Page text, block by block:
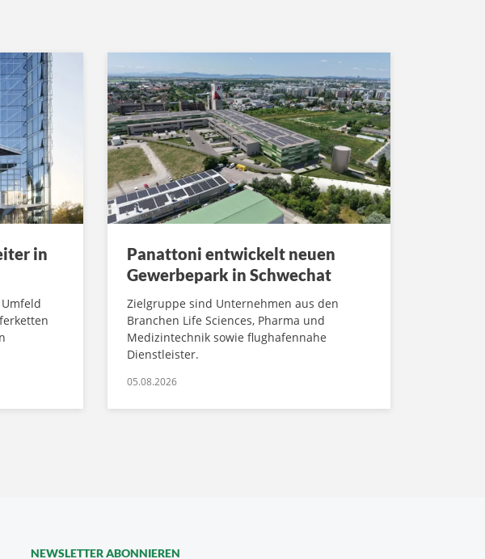
in
Panattoni entwickelt neuen
Gewerbepark in Schwechat
Zielgruppe sind Unternehmen aus den
Branchen Life Sciences, Pharma und
Medizintechnik sowie flughafennahe
Dienstleister.
05.08.2026
NEWSLETTER ABONNIEREN